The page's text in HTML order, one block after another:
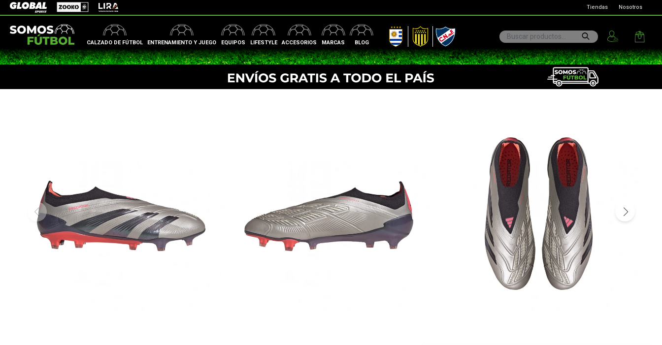
CALZADO DE FÚTBOL ENTRENAMIENTO Y JUEGO EQUIPOS LIFESTYLE ACCESORIOS MARCAS BLOG
AUF Peñarol Nacional
Global Sports Zooko Lira Tiendas Nosotros